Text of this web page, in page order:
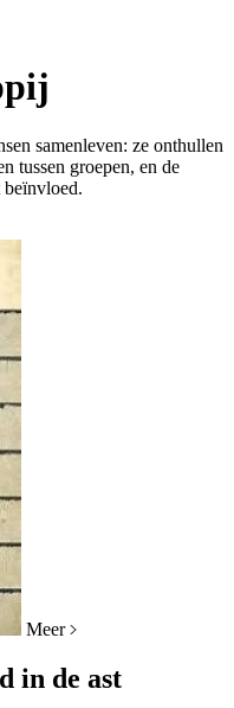
samenleven: ze onthullen
tussen groepen, en de
beïnvloed.
Meer
in de ast